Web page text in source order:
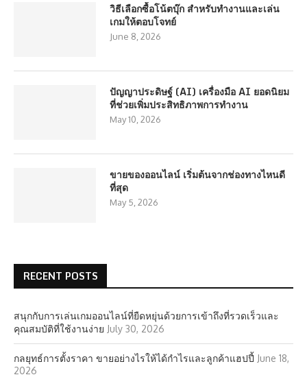
วิธีเลือกซื้อโน้ตบุ๊ก สำหรับทำงานและเล่น
เกมให้ตอบโจทย์
June 8, 2026
ปัญญาประดิษฐ์ (AI) เครื่องมือ AI ยอดนิยม
ที่ช่วยเพิ่มประสิทธิภาพการทำงาน
May 10, 2026
ขายของออนไลน์ เริ่มต้นจากช่องทางไหนดี
ที่สุด
May 5, 2026
RECENT POSTS
สนุกกับการเล่นเกมออนไลน์ที่ยืดหยุ่นด้วยการเข้าถึงที่รวดเร็วและ
คุณสมบัติที่ใช้งานง่าย July 30, 2026
กลยุทธ์การตั้งราคา ขายอย่างไรให้ได้กำไรและลูกค้าแฮปปี้ June 18,
2026